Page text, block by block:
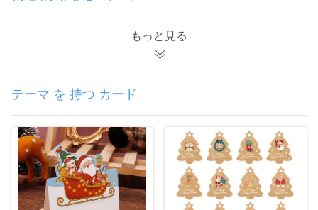
もっと見る
テーマ を 持つ カード